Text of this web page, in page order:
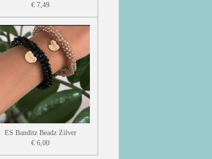
€ 7,49
ES Banditz Beadz Zilver
€ 6,00